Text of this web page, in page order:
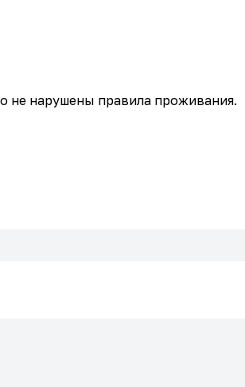
не нарушены правила проживания.